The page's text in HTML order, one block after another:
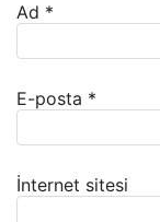
Ad *
E-posta *
İnternet sitesi